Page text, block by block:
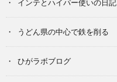
インテとハイパー使いの日記
うどん県の中心で鉄を削る
ひがラボブログ